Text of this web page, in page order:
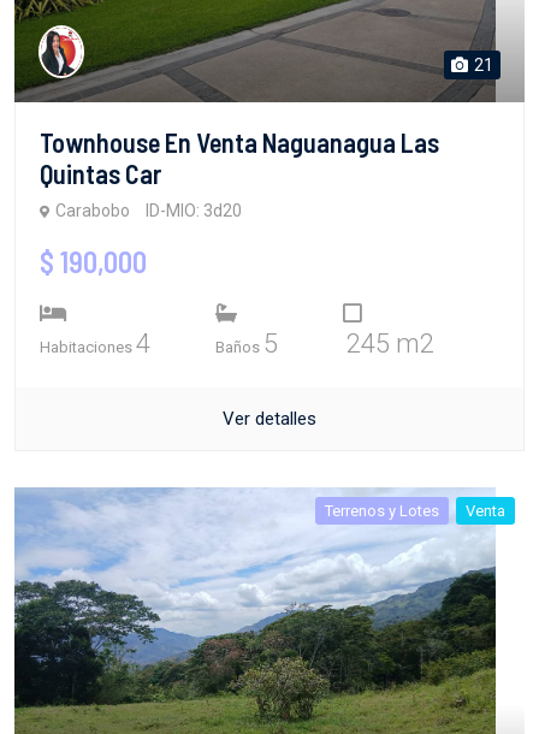
21
Townhouse En Venta Naguanagua Las
Quintas Car
Carabobo ID-MIO: 3d20
$ 190,000
Habitaciones 4 Baños 5 245 m2
Ver detalles
Terrenos y Lotes Venta